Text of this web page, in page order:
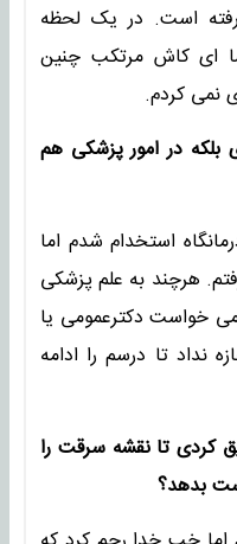
رفته است. در یک لحظه
ای کاش مرتکب چنین
نمی کردم.
در امور پزشکی هم
استخدام شدم اما
گرفتم. هرچند به علم پزشکی
خواست دکترعمومی یا
نداد تا درسم را ادامه
کردی تا نقشه سرقت را
بدهد؟